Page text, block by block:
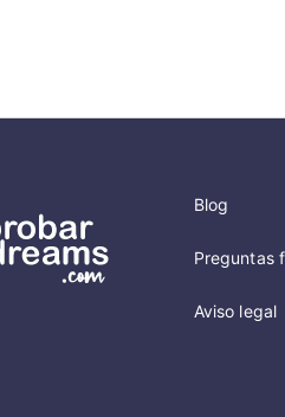
Blog
Preguntas
Aviso legal